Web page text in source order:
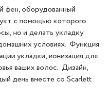
фен, оборудованный
с помощью которого
но и делать укладку
условиях. Функция
укладки, ионизация для
ваших волос. Дизайн,
день вместе со Scarlett